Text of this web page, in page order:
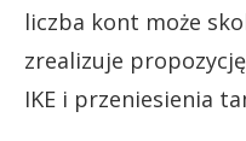
liczba kont może
zrealizuje
IKE i przeniesienia